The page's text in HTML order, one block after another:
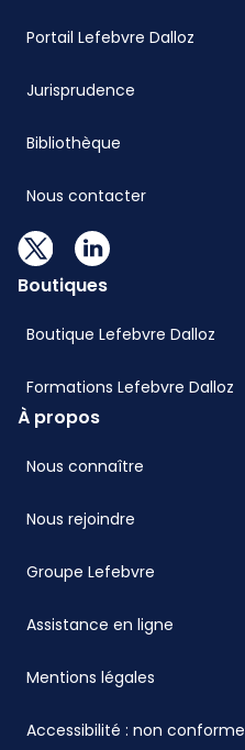
Portail Lefebvre Dalloz
Jurisprudence
Bibliothèque
Nous contacter
Boutiques
Boutique Lefebvre Dalloz
Formations Lefebvre Dalloz
À propos
Nous connaître
Nous rejoindre
Groupe Lefebvre
Assistance en ligne
Mentions légales
Accessibilité : non conforme